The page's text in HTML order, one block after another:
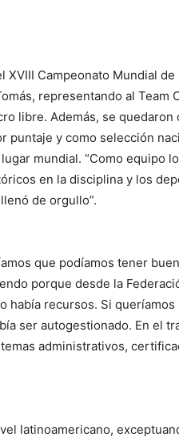
Campeonato Mundial de
representando al Team
libre. Además, se
puntaje y como selección
mundial. “Como equipo
en la disciplina y los
de orgullo”.
que podíamos tener
porque desde la
había recursos. Si
ser autogestionado. En el
administrativos,
latinoamericano,